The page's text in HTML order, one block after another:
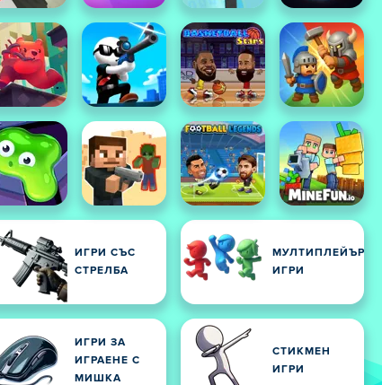
ИГРИ СЪС
СТРЕЛБА
МУЛТИПЛЕЙЪР
ИГРИ
ИГРИ ЗА
ИГРАЕНЕ С
МИШКА
СТИКМЕН
ИГРИ